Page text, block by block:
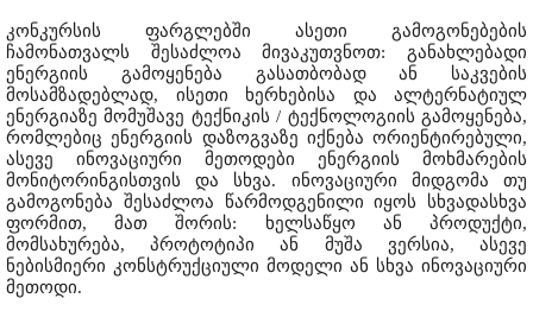
კონკურსის ფარგლებში ასეთი გამოგონებების
ჩამონათვალს შესაძლოა მივაკუთვნოთ: განახლებადი
ენერგიის გამოყენება გასათბობად ან საკვების
მოსამზადებლად, ისეთი ხერხებისა და ალტერნატიულ
ენერგიაზე მომუშავე ტექნიკის / ტექნოლოგიის გამოყენება,
რომლებიც ენერგიის დაზოგვაზე იქნება ორიენტირებული,
ასევე ინოვაციური მეთოდები ენერგიის მოხმარების
მონიტორინგისთვის და სხვა. ინოვაციური მიდგომა თუ
გამოგონება შესაძლოა წარმოდგენილი იყოს სხვადასხვა
ფორმით, მათ შორის: ხელსაწყო ან პროდუქტი,
მომსახურება, პროტოტიპი ან მუშა ვერსია, ასევე
ნებისმიერი კონსტრუქციული მოდელი ან სხვა ინოვაციური
მეთოდი.